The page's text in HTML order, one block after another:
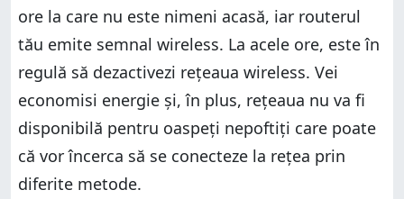
ore la care nu este nimeni acasă, iar routerul
tău emite semnal wireless. La acele ore, este în
regulă să dezactivezi rețeaua wireless. Vei
economisi energie și, în plus, rețeaua nu va fi
disponibilă pentru oaspeți nepoftiți care poate
că vor încerca să se conecteze la rețea prin
diferite metode.